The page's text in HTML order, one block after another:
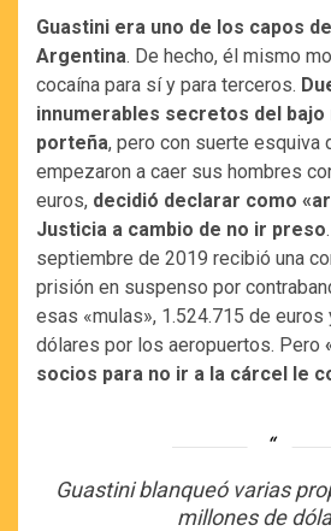
Guastini era uno de los capos
Argentina. De hecho, él mismo
cocaína para sí y para terceros.
innumerables secretos del bajo
porteña, pero con suerte esquiva
empezaron a caer sus hombres
euros, decidió declarar como
Justicia a cambio de no ir preso
septiembre de 2019 recibió una
prisión en suspenso por
esas «mulas», 1.524.715 de euros
dólares por los aeropuertos. Pero
socios para no ir a la cárcel le
Guastini blanqueó varias
millones de